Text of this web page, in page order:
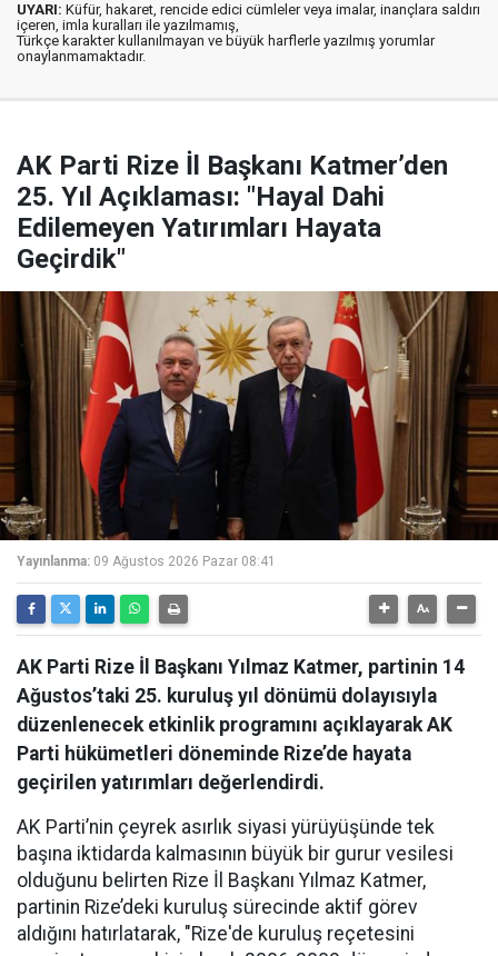
UYARI: Küfür, hakaret, rencide edici cümleler veya imalar, inançlara saldırı
içeren, imla kuralları ile yazılmamış,
Türkçe karakter kullanılmayan ve büyük harflerle yazılmış yorumlar
onaylanmamaktadır.
AK Parti Rize İl Başkanı Katmer’den
25. Yıl Açıklaması: "Hayal Dahi
Edilemeyen Yatırımları Hayata
Geçirdik"
Yayınlanma: 09 Ağustos 2026 Pazar 08:41
AK Parti Rize İl Başkanı Yılmaz Katmer, partinin 14
Ağustos’taki 25. kuruluş yıl dönümü dolayısıyla
düzenlenecek etkinlik programını açıklayarak AK
Parti hükümetleri döneminde Rize’de hayata
geçirilen yatırımları değerlendirdi.
AK Parti’nin çeyrek asırlık siyasi yürüyüşünde tek
başına iktidarda kalmasının büyük bir gurur vesilesi
olduğunu belirten Rize İl Başkanı Yılmaz Katmer,
partinin Rize’deki kuruluş sürecinde aktif görev
aldığını hatırlatarak, "Rize'de kuruluş reçetesini